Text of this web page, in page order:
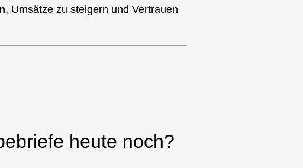
, Umsätze zu steigern und Vertrauen
heute noch?